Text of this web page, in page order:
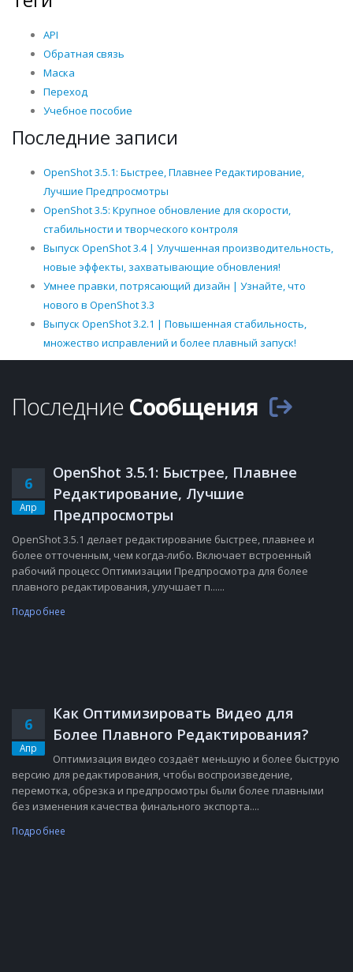
API
Обратная связь
Маска
Переход
Учебное пособие
Последние записи
OpenShot 3.5.1: Быстрее, Плавнее Редактирование,
Лучшие Предпросмотры
OpenShot 3.5: Крупное обновление для скорости,
стабильности и творческого контроля
Выпуск OpenShot 3.4 | Улучшенная производительность,
новые эффекты, захватывающие обновления!
Умнее правки, потрясающий дизайн | Узнайте, что
нового в OpenShot 3.3
Выпуск OpenShot 3.2.1 | Повышенная стабильность,
множество исправлений и более плавный запуск!
Последние Сообщения
6
Апр
OpenShot 3.5.1: Быстрее, Плавнее
Редактирование, Лучшие
Предпросмотры
OpenShot 3.5.1 делает редактирование быстрее, плавнее и
более отточенным, чем когда-либо. Включает встроенный
рабочий процесс Оптимизации Предпросмотра для более
плавного редактирования, улучшает п......
Подробнее
6
Апр
Как Оптимизировать Видео для
Более Плавного Редактирования?
Оптимизация видео создаёт меньшую и более быструю
версию для редактирования, чтобы воспроизведение,
перемотка, обрезка и предпросмотры были более плавными
без изменения качества финального экспорта....
Подробнее